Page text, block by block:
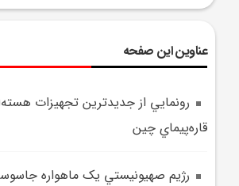
عناوین این صفحه
رونمايي از جديدترين تجهيزات
قاره‌پيماي چين
رژيم صهيونيستي يک ماهواره